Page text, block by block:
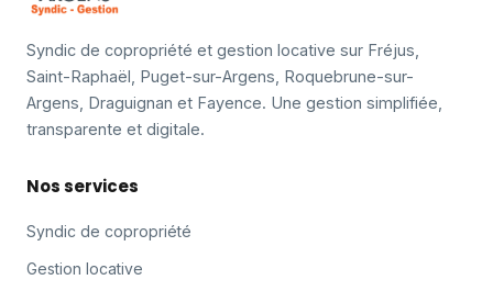
Syndic de copropriété et gestion locative sur Fréjus,
Saint-Raphaël, Puget-sur-Argens, Roquebrune-sur-
Argens, Draguignan et Fayence. Une gestion simplifiée,
transparente et digitale.
Nos services
Syndic de copropriété
Gestion locative